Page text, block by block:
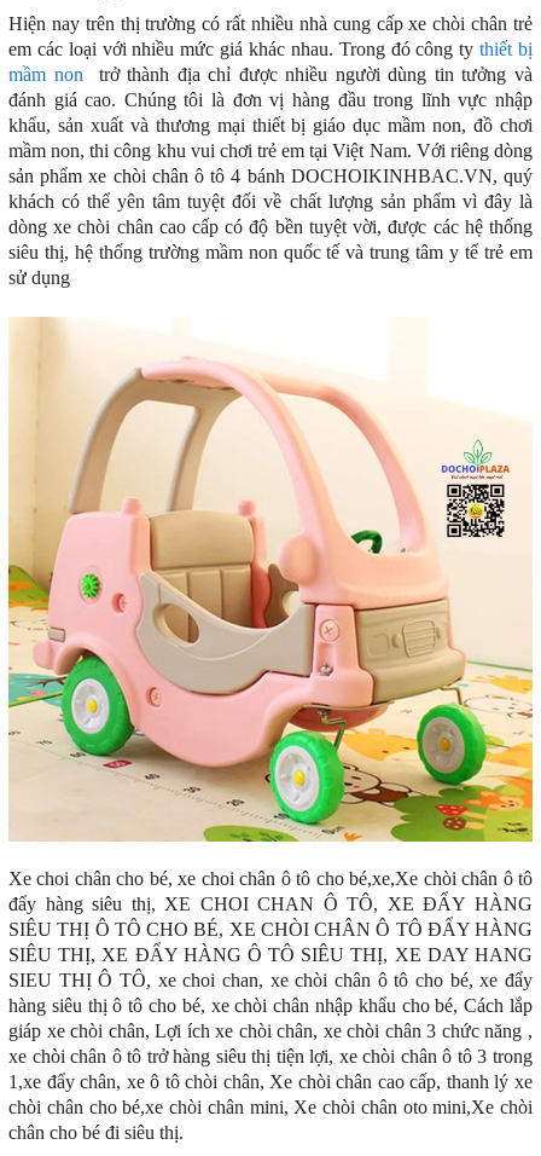
Hiện nay trên thị trường có rất nhiều nhà cung cấp xe chòi chân trẻ
em các loại với nhiều mức giá khác nhau. Trong đó công tythiết bị
mầm non trở thành địa chỉ được nhiều người dùng tin tưởng và
đánh giá cao. Chúng tôi là đơn vị hàng đầu trong lĩnh vực nhập
khẩu, sản xuất và thương mại thiết bị giáo dục mầm non, đồ chơi
mầm non, thi công khu vui chơi trẻ em tại Việt Nam. Với riêng dòng
sản phẩm xe chòi chân ô tô 4 bánh DOCHOIKINHBAC.VN, quý
khách có thể yên tâm tuyệt đối về chất lượng sản phẩm vì đây là
dòng xe chòi chân cao cấp có độ bền tuyệt vời, được các hệ thống
siêu thị, hệ thống trường mầm non quốc tế và trung tâm y tế trẻ em
sử dụng
Xe choi chân cho bé, xe choi chân ô tô cho bé,xe,Xe chòi chân ô tô
đẩy hàng siêu thị, XE CHOI CHAN Ô TÔ, XE ĐẨY HÀNG
SIÊU THỊ Ô TÔ CHO BÉ, XE CHÒI CHÂN Ô TÔ ĐẨY HÀNG
SIÊU THỊ, XE ĐẨY HÀNG Ô TÔ SIÊU THỊ, XE DAY HANG
SIEU THỊ Ô TÔ, xe choi chan, xe chòi chân ô tô cho bé, xe đẩy
hàng siêu thị ô tô cho bé, xe chòi chân nhập khẩu cho bé, Cách lắp
giáp xe chòi chân, Lợi ích xe chòi chân, xe chòi chân 3 chức năng ,
xe chòi chân ô tô trở hàng siêu thị tiện lợi, xe chòi chân ô tô 3 trong
1,xe đẩy chân, xe ô tô chòi chân, Xe chòi chân cao cấp, thanh lý xe
chòi chân cho bé,xe chòi chân mini, Xe chòi chân oto mini,Xe chòi
chân cho bé đi siêu thị.